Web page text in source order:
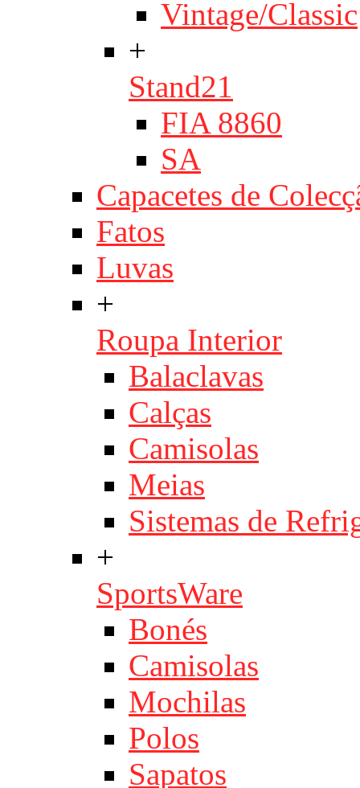
Vintage/Classic
+
Stand21
FIA 8860
SA
Capacetes de
Fatos
Luvas
+
Roupa Interior
Balaclavas
Calças
Camisolas
Meias
Sistemas de
+
SportsWare
Bonés
Camisolas
Mochilas
Polos
Sapatos